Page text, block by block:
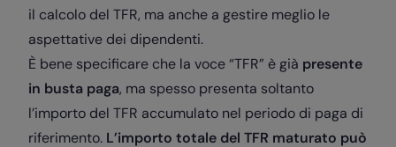
il calcolo del TFR, ma anche a gestire meglio le
aspettative dei dipendenti.
È bene specificare che la voce “TFR” è già presente
in busta paga, ma spesso presenta soltanto
l’importo del TFR accumulato nel periodo di paga di
riferimento. L’importo totale del TFR maturato può